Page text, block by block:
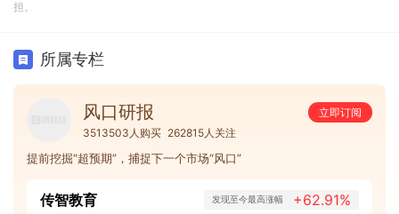
担。
所属专栏
风口研报
立即订阅
3513503人购买 262815人关注
提前挖掘“超预期”，捕捉下一个市场“风口”
传智教育 发现至今最高涨幅 +62.91%